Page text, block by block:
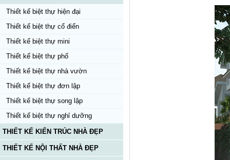
Thiết kế biệt thự hiện đại
Thiết kế biệt thự cổ điển
Thiết kế biệt thự mini
Thiết kế biệt thự phố
Thiết kế biệt thự nhà vườn
Thiết kế biệt thự đơn lập
Thiết kế biệt thự song lập
Thiết kế biệt thự nghỉ dưỡng
THIẾT KẾ KIẾN TRÚC NHÀ ĐẸP
THIẾT KẾ NỘI THẤT NHÀ ĐẸP